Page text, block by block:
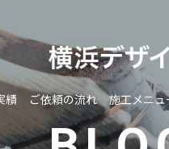
績 ご依頼の流れ 施工メニュ